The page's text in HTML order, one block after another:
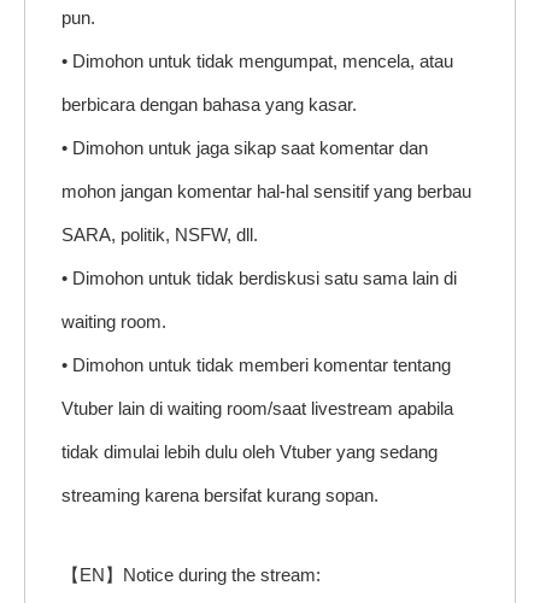
pun.
• Dimohon untuk tidak mengumpat, mencela, atau
berbicara dengan bahasa yang kasar.
• Dimohon untuk jaga sikap saat komentar dan
mohon jangan komentar hal-hal sensitif yang berbau
SARA, politik, NSFW, dll.
• Dimohon untuk tidak berdiskusi satu sama lain di
waiting room.
• Dimohon untuk tidak memberi komentar tentang
Vtuber lain di waiting room/saat livestream apabila
tidak dimulai lebih dulu oleh Vtuber yang sedang
streaming karena bersifat kurang sopan.
【EN】Notice during the stream: